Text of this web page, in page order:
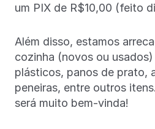
um PIX de R$10,00 (feito
Além disso, estamos
cozinha (novos ou
plásticos, panos de prato,
peneiras, entre outros
será muito bem-vinda!